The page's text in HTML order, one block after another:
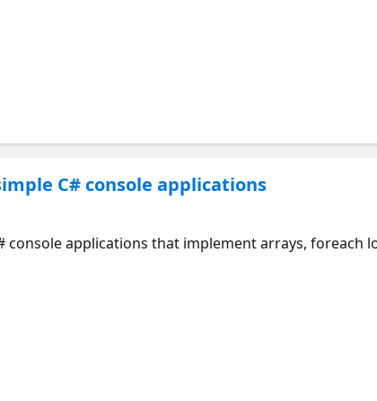
C# console applications
console applications that implement arrays, foreach